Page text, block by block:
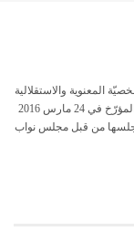
المعنوية والاستقلالية
المالية أحدثت بموجب القانون الأساسي عدد22 لسنة 2016 المؤرّخ في 24 مارس 2016
مجلسها من قبل مجلس نواب